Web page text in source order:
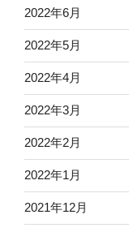
2022年6月
2022年5月
2022年4月
2022年3月
2022年2月
2022年1月
2021年12月